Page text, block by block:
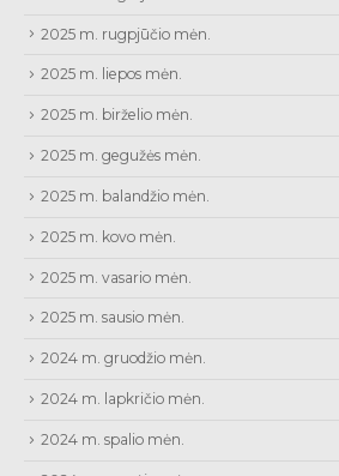
2025 m. rugpjūčio mėn.
2025 m. liepos mėn.
2025 m. birželio mėn.
2025 m. gegužės mėn.
2025 m. balandžio mėn.
2025 m. kovo mėn.
2025 m. vasario mėn.
2025 m. sausio mėn.
2024 m. gruodžio mėn.
2024 m. lapkričio mėn.
2024 m. spalio mėn.